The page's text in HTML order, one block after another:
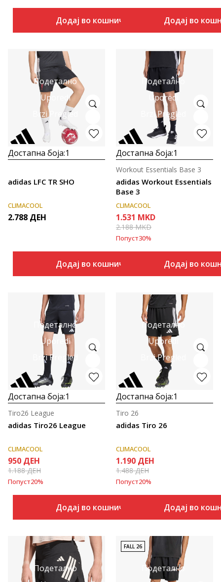
Додај во кошничка Додај во
Подетално
Uporedi
Brzi Pregled
Достапна боја:1
adidas LFC TR SHO
CLIMACOOL
2.788 ДЕН
Додај во кошничка
Подетално
Uporedi
Brzi Pregled
Достапна боја:1
adidas Workout Essentials
Base 3
Workout Essentials Base 3
CLIMACOOL
1.531 MKD
2.188MKD
Попуст30%
Додај во
Подетално
Uporedi
Brzi Pregled
Достапна боја:1
adidas Tiro26 League
Tiro26 League
CLIMACOOL
950 ДЕН
1.188ДЕН
Попуст20%
Додај во кошничка
Подетално
Uporedi
Brzi Pregled
Достапна боја:1
adidas Tiro 26
Tiro 26
CLIMACOOL
1.190 ДЕН
1.488ДЕН
Попуст20%
Додај во
Подетално
Подетално
FALL 26